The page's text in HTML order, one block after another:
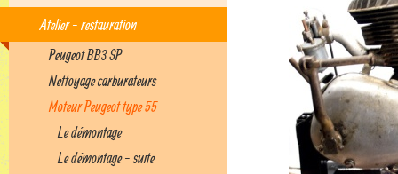
Atelier - restauration
Peugeot BB3 SP
Nettoyage carburateurs
Moteur Peugeot type 55
Le démontage
Le démontage - suite